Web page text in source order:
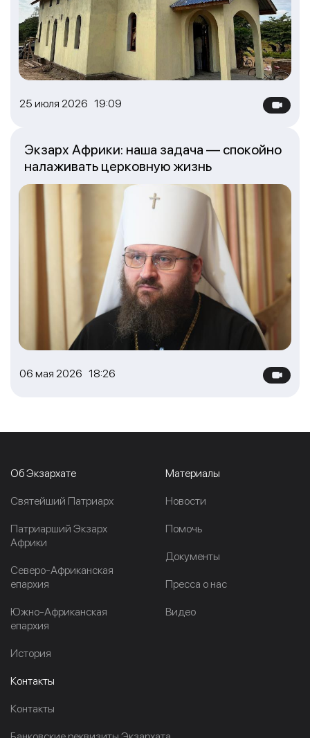
25 июля 2026 19:09
06 мая 2026 18:26
Экзарх Африки: наша задача — спокойно
налаживать церковную жизнь
Об Экзархате
Cвятейший Патриарх
Патриарший Экзарх
Африки
Северо-Африканская
епархия
Южно-Африканская
епархия
История
Материалы
Новости
Помочь
Документы
Пресса о нас
Видео
Контакты
Контакты